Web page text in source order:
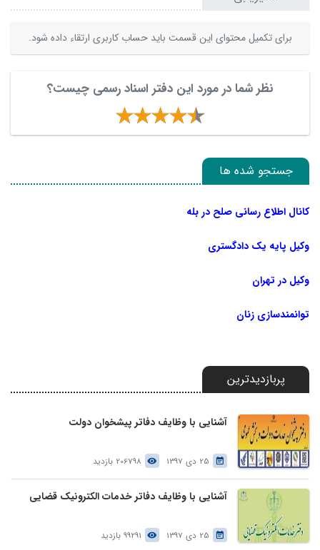
برای تکمیل محتوای این قسمت باید حساب کاربری ارتقاء داده شود.
نظر شما در مورد این دفتر اسناد رسمی چیست؟
جستجو شده ها
کانال اطلاع رسانی صلح در بله
وکیل پایه یک دادگستری
وکیل در تهران
توانمندسازی زنان
پربازدیدترین
آشنایی با وظایف دفاتر پیشخوان دولت
25 دی 1397 206798 بازدید
آشنایی با وظایف دفاتر خدمات الکترونیک قضایی
25 دی 1397 99291 بازدید